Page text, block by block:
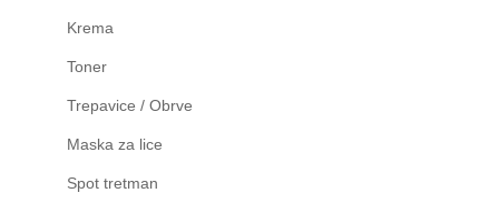
Krema
Toner
Trepavice / Obrve
Maska za lice
Spot tretman